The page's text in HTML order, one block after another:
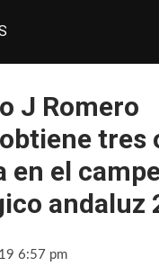
J Romero
tres
en el
andaluz
6:57 pm